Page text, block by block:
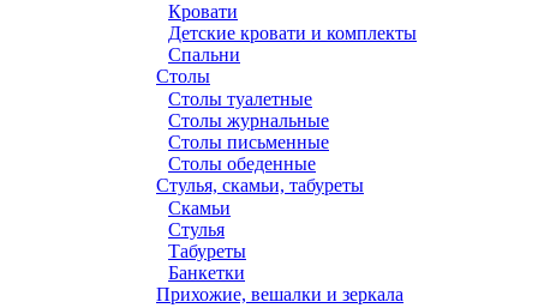
Кровати
Детские кровати и комплекты
Спальни
Столы
Столы туалетные
Столы журнальные
Столы письменные
Столы обеденные
Стулья, скамьи, табуреты
Скамьи
Стулья
Табуреты
Банкетки
Прихожие, вешалки и зеркала